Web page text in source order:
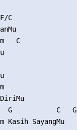
C
C
G           C   G
Kasih SayangMu